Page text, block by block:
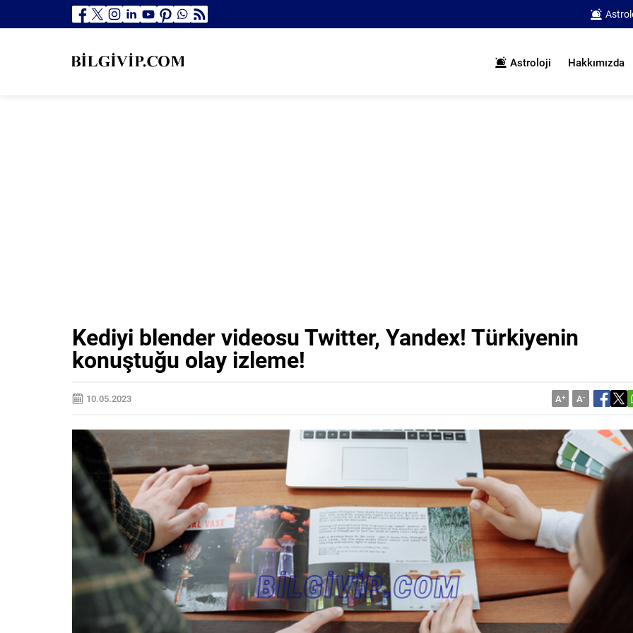
Astroloji Hakkımızda
Kediyi blender videosu Twitter, Yandex! Türkiyenin
konuştuğu olay izleme!
10.05.2023 A+ A-